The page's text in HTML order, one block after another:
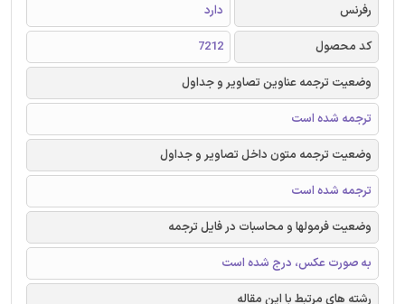
رفرنس
دارد
کد محصول
7212
وضعیت ترجمه عناوین تصاویر و جداول
ترجمه شده است
وضعیت ترجمه متون داخل تصاویر و جداول
ترجمه شده است
وضعیت فرمولها و محاسبات در فایل ترجمه
به صورت عکس، درج شده است
رشته های مرتبط با این مقاله